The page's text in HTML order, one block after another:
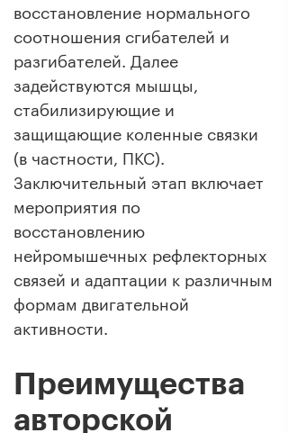
восстановление нормального
соотношения сгибателей и
разгибателей. Далее
задействуются мышцы,
стабилизирующие и
защищающие коленные связки
(в частности, ПКС).
Заключительный этап включает
мероприятия по
восстановлению
нейромышечных рефлекторных
связей и адаптации к различным
формам двигательной
активности.
Преимущества
авторской